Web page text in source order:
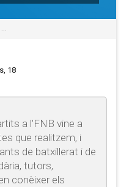
18
a l'FNB vine a
que realitzem, i
de batxillerat i de
tutors,
conèixer els